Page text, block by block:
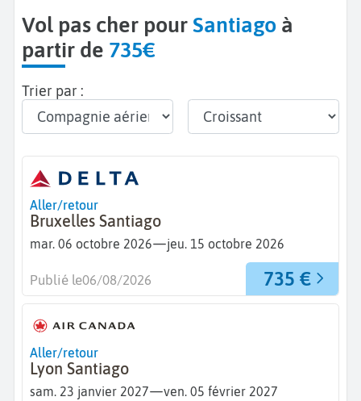
Vol pas cher pourSantiago à
partir de 735€
Trier par :
Aller/retour
Bruxelles Santiago
mar. 06 octobre 2026—jeu. 15 octobre 2026
735 €
Publié le06/08/2026
Aller/retour
Lyon Santiago
sam. 23 janvier 2027—ven. 05 février 2027